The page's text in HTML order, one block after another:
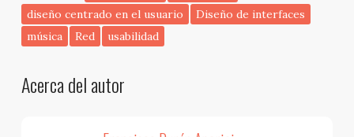
diseño centrado en el usuario
Diseño de interfaces
música
Red usabilidad
Acerca del autor